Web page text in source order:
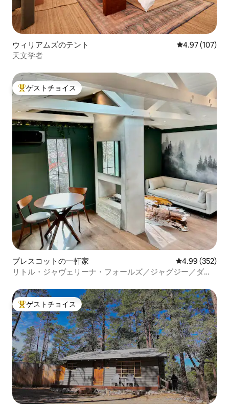
ウィリアムズのテント レビュー107
4.97 (107)
天文学者
大好評のゲストチョイスです。
ゲストチョイス
プレスコットの一軒家 レビュー352
4.99 (352)
リトル・ジャヴェリーナ・フォールズ／ジャグジー／ダウ
大好評のゲストチョイスです。
ゲストチョイス